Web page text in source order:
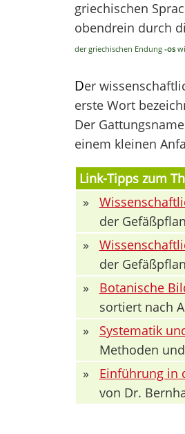
griechischen
obendrein durch
der griechischen Endung -os
Der
erste Wort
Der
einem kleinen
Link-Tipps zum
»
der
»
der
»
Botanische
sortiert nach
»
Systematik
Methoden
»
Einführung in
von Dr.